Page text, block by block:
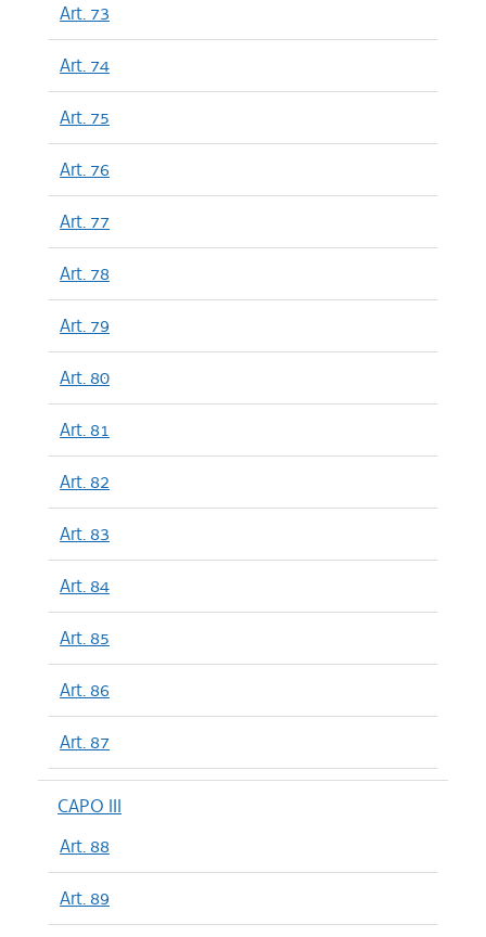
Art. 73
Art. 74
Art. 75
Art. 76
Art. 77
Art. 78
Art. 79
Art. 80
Art. 81
Art. 82
Art. 83
Art. 84
Art. 85
Art. 86
Art. 87
CAPO III
Art. 88
Art. 89